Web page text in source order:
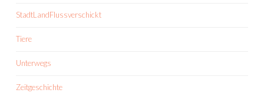
StadtLandFlussverschickt
Tiere
Unterwegs
Zeitgeschichte